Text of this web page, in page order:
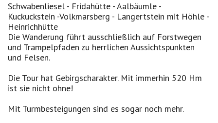
Schwabenliesel - Fridahütte - Aalbäumle -
Kuckuckstein -Volkmarsberg - Langertstein mit Höhle -
Heinrichhütte
Die Wanderung führt ausschließlich auf Forstwegen
und Trampelpfaden zu herrlichen Aussichtspunkten
und Felsen.
Die Tour hat Gebirgscharakter. Mit immerhin 520 Hm
ist sie nicht ohne!
Mit Turmbesteigungen sind es sogar noch mehr.